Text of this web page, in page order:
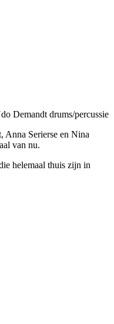
Demandt drums/percussie
Anna Serierse en Nina
van nu.
helemaal thuis zijn in